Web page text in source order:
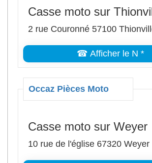
Casse moto sur
2 rue Couronné 57100
☎ Afficher le N *
Occaz Pièces Moto
Casse moto sur Weyer
10 rue de l'église 67320 Weyer